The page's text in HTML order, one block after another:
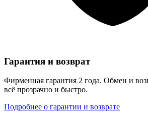
Гарантия и возврат
Фирменная гарантия 2 года. Обмен и
всё прозрачно и быстро.
Подробнее о гарантии и возврате